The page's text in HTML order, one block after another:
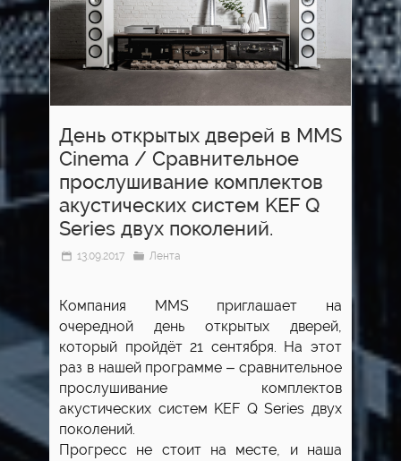
День открытых дверей в MMS
Cinema / Cравнительное
прослушивание комплектов
акустических систем KEF Q
Series двух поколений.
13.09.2017 Лента
Компания MMS приглашает на
очередной день открытых дверей,
который пройдёт 21 сентября. На этот
раз в нашей программе – сравнительное
прослушивание комплектов
акустических систем KEF Q Series двух
поколений.
Прогресс не стоит на месте, и наша